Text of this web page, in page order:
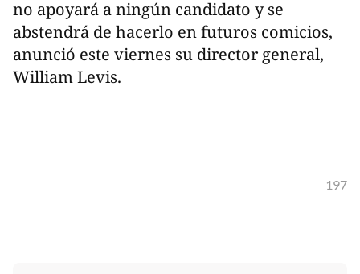
no apoyará a ningún candidato y se
abstendrá de hacerlo en futuros comicios,
anunció este viernes su director general,
William Levis.
197